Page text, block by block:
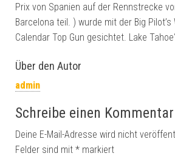
Prix von Spanien auf der Rennstrecke
Barcelona teil. ) wurde mit der Big
Calendar Top Gun gesichtet. Lake
Über den Autor
admin
Schreibe einen Kommentar
Deine E-Mail-Adresse wird nicht
Felder sind mit * markiert